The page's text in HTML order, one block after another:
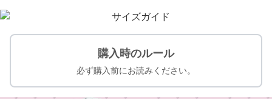
購入時のルール
必ず購入前にお読みください。